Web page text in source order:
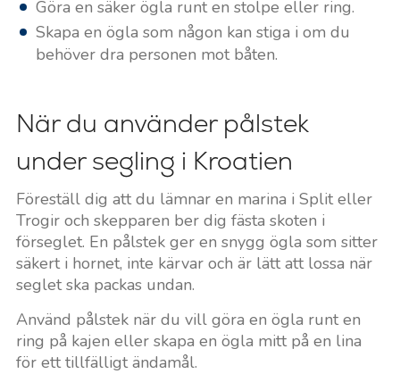
Göra en säker ögla runt en stolpe eller ring.
Skapa en ögla som någon kan stiga i om du
behöver dra personen mot båten.
När du använder pålstek
under segling i Kroatien
Föreställ dig att du lämnar en marina i Split eller
Trogir och skepparen ber dig fästa skoten i
förseglet. En pålstek ger en snygg ögla som sitter
säkert i hornet, inte kärvar och är lätt att lossa när
seglet ska packas undan.
Använd pålstek när du vill göra en ögla runt en
ring på kajen eller skapa en ögla mitt på en lina
för ett tillfälligt ändamål.